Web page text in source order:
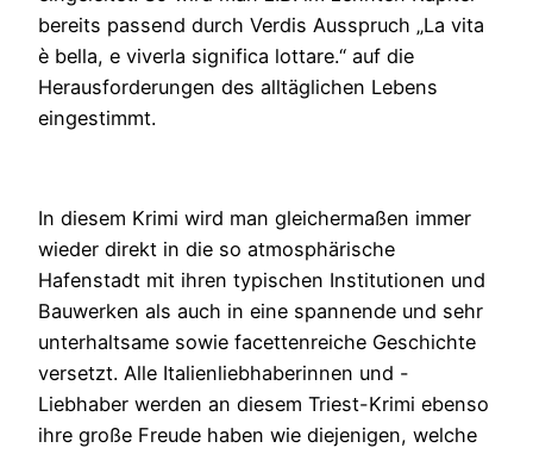
bereits passend durch Verdis Ausspruch „La vita
è bella, e viverla significa lottare.“ auf die
Herausforderungen des alltäglichen Lebens
eingestimmt.
In diesem Krimi wird man gleichermaßen immer
wieder direkt in die so atmosphärische
Hafenstadt mit ihren typischen Institutionen und
Bauwerken als auch in eine spannende und sehr
unterhaltsame sowie facettenreiche Geschichte
versetzt. Alle Italienliebhaberinnen und -
Liebhaber werden an diesem Triest-Krimi ebenso
ihre große Freude haben wie diejenigen, welche